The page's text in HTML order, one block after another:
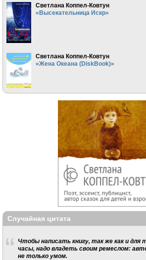
Светлана Коппел-Ковтун
«Высекательница Искр»
Светлана Коппел-Ковтун
«Жена Океана (DiskBook)»
Случайная цитата
Чтобы написать книгу, так же как и для
часы, надо владеть своим ремеслом:
не только умом.